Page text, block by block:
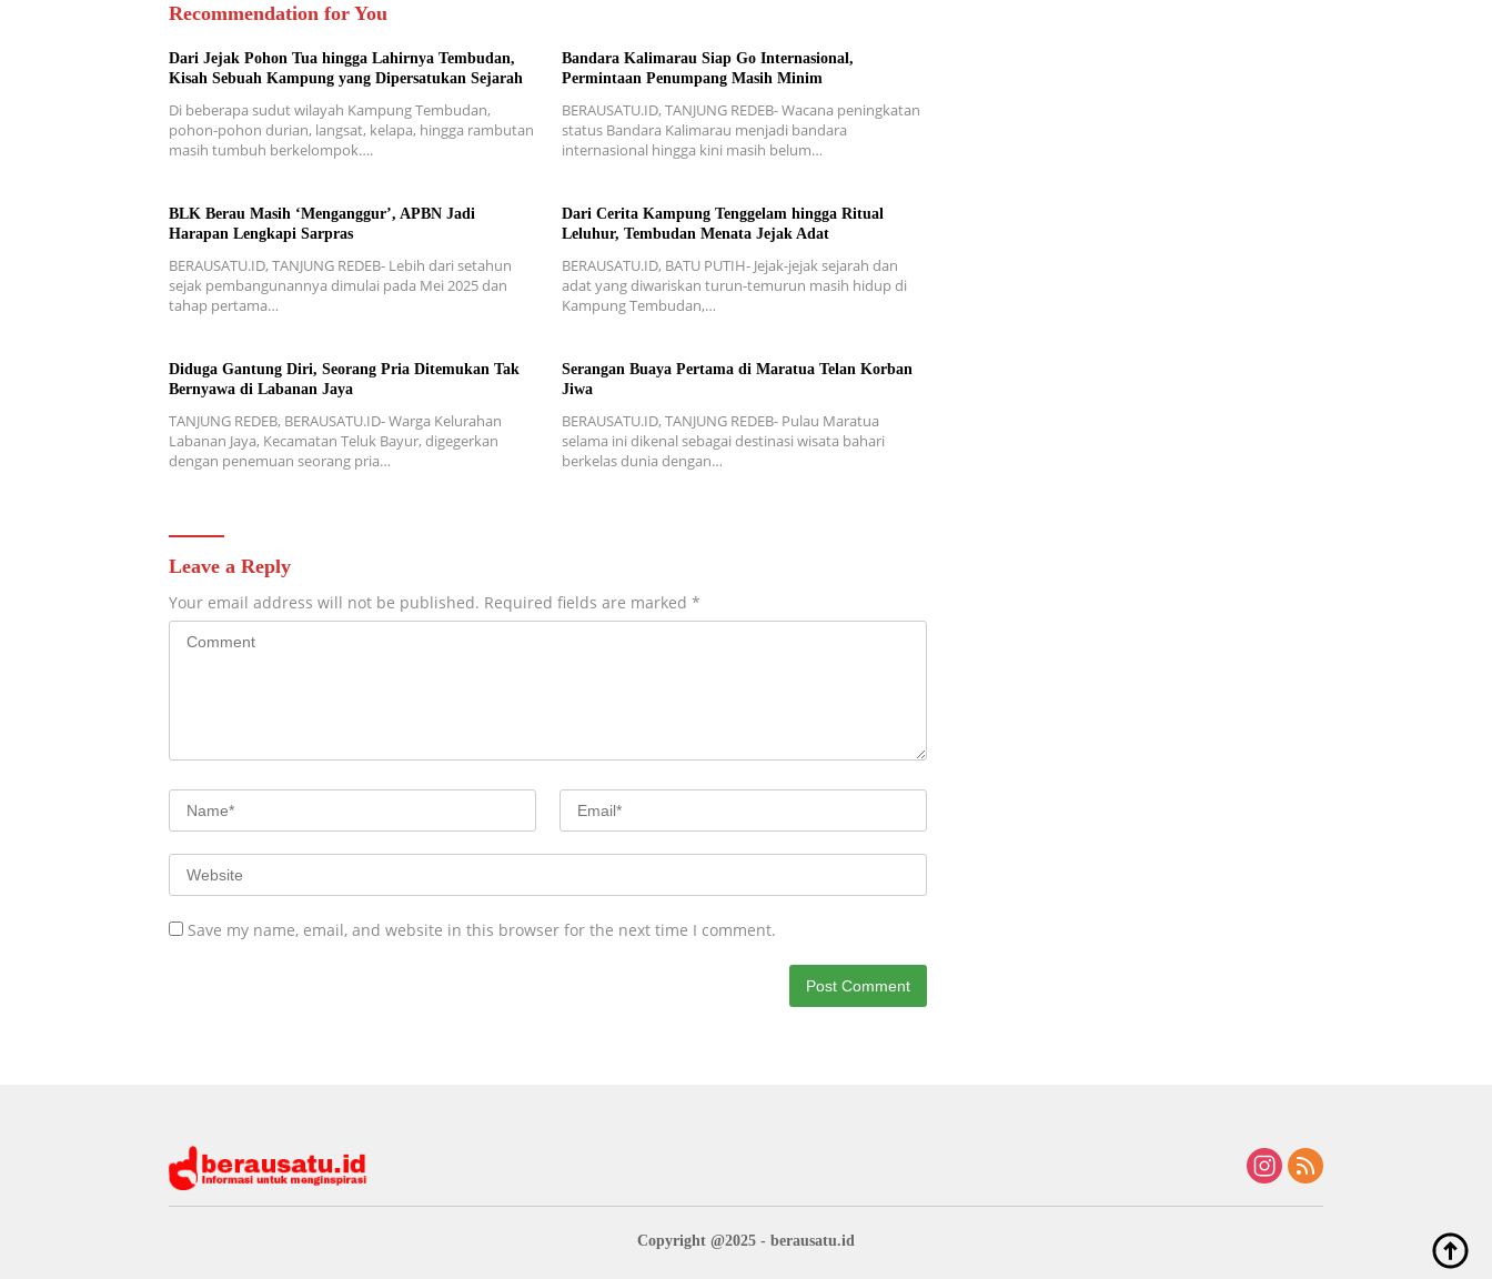
Recommendation for You
Dari Jejak Pohon Tua hingga Lahirnya Tembudan,
Kisah Sebuah Kampung yang Dipersatukan Sejarah
Di beberapa sudut wilayah Kampung Tembudan,
pohon-pohon durian, langsat, kelapa, hingga rambutan
masih tumbuh berkelompok….
Bandara Kalimarau Siap Go Internasional,
Permintaan Penumpang Masih Minim
BERAUSATU.ID, TANJUNG REDEB- Wacana peningkatan
status Bandara Kalimarau menjadi bandara
internasional hingga kini masih belum…
BLK Berau Masih ‘Menganggur’, APBN Jadi
Harapan Lengkapi Sarpras
BERAUSATU.ID, TANJUNG REDEB- Lebih dari setahun
sejak pembangunannya dimulai pada Mei 2025 dan
tahap pertama…
Dari Cerita Kampung Tenggelam hingga Ritual
Leluhur, Tembudan Menata Jejak Adat
BERAUSATU.ID, BATU PUTIH- Jejak-jejak sejarah dan
adat yang diwariskan turun-temurun masih hidup di
Kampung Tembudan,…
Diduga Gantung Diri, Seorang Pria Ditemukan Tak
Bernyawa di Labanan Jaya
TANJUNG REDEB, BERAUSATU.ID- Warga Kelurahan
Labanan Jaya, Kecamatan Teluk Bayur, digegerkan
dengan penemuan seorang pria…
Serangan Buaya Pertama di Maratua Telan Korban
Jiwa
BERAUSATU.ID, TANJUNG REDEB- Pulau Maratua
selama ini dikenal sebagai destinasi wisata bahari
berkelas dunia dengan…
Leave a Reply
Your email address will not be published. Required fields are marked *
Save my name, email, and website in this browser for the next time I comment.
Copyright @2025 - berausatu.id